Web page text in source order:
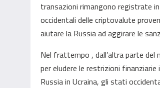
transazioni rimangono registrate
occidentali delle criptovalute
aiutare la Russia ad aggirare le
Nel frattempo , dall’altra parte del
per eludere le restrizioni finanziarie
Russia in Ucraina, gli stati